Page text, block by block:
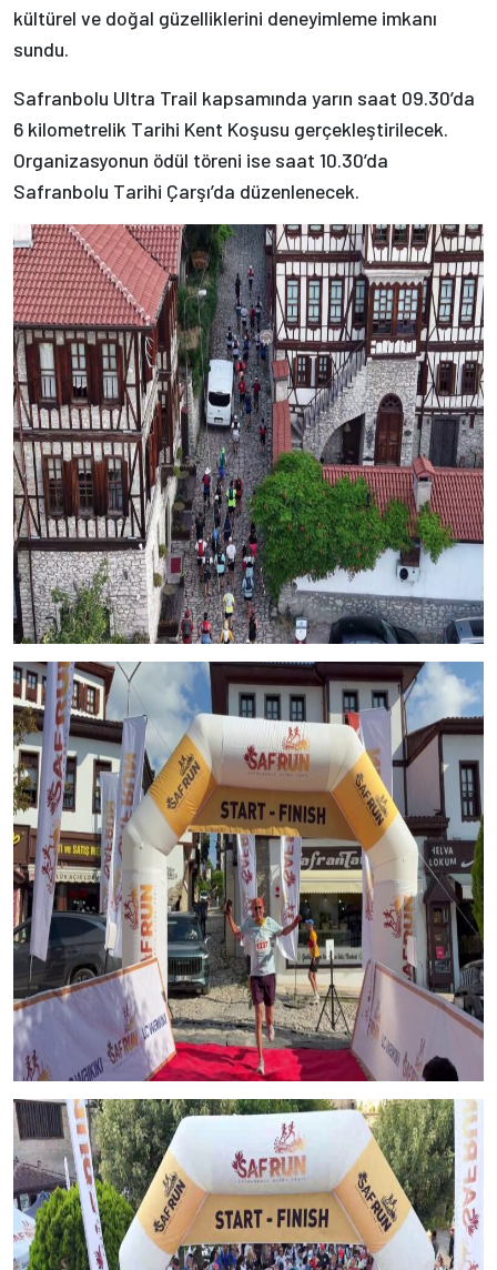
kültürel ve doğal güzelliklerini deneyimleme imkanı
sundu.
Safranbolu Ultra Trail kapsamında yarın saat 09.30’da
6 kilometrelik Tarihi Kent Koşusu gerçekleştirilecek.
Organizasyonun ödül töreni ise saat 10.30’da
Safranbolu Tarihi Çarşı’da düzenlenecek.